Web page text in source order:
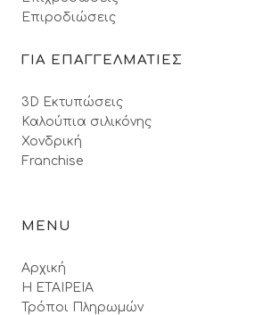
Επιροδιώσεις
ΓΙΑ ΕΠΑΓΓΕΛΜΑΤΙΕΣ
3D Εκτυπώσεις
Καλούπια σιλικόνης
Χονδρική
Franchise
MENU
Αρχική
Η ΕΤΑΙΡΕΙΑ
Τρόποι Πληρωμών